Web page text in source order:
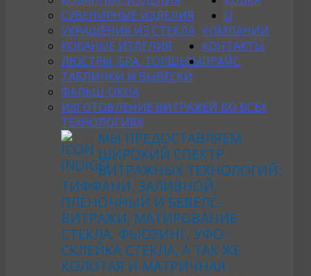
СУВЕНИРНЫЕ ИЗДЕЛИЯ
УКРАШЕНИЯ ИЗ СТЕКЛА
КОВАНЫЕ ИЗДЕЛИЯ
ЛЮСТРЫ, БРА, ТОРШЕРЫ
ТАБЛИЧКИ И ВЫВЕСКИ
ФАЛЬШ-ОКНА
ИЗГОТОВЛЕНИЕ ВИТРАЖЕЙ ВО ВСЕХ
ТЕХНОЛОГИЯХ
МЫ ПРЕДОСТАВЛЯЕМ
ШИРОКИЙ СПЕКТР
ВИТРАЖНЫХ ТЕХНОЛОГИЙ:
ТИФФАНИ, ЗАЛИВНОЙ,
ПЛЁНОЧНЫЙ И БЕВЕЛС-
ВИТРАЖИ, МАТИРОВАНИЕ
СТЕКЛА, ФЬЮЗИНГ, УФО-
СКЛЕЙКА СТЕКЛА, А ТАК ЖЕ
КОЛОТАЯ И МАТРИЧНАЯ
О
КОМПАНИИ
КОНТАКТЫ
ПРАЙС